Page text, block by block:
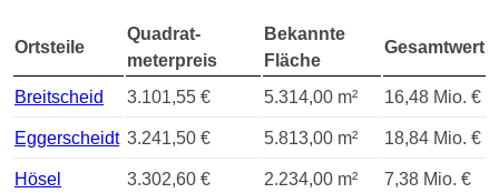
Ortsteile
Quadrat-
meterpreis
Bekannte
Fläche
Gesamtwert
Breitscheid 3.101,55 € 5.314,00 m² 16,48 Mio. €
Eggerscheidt 3.241,50 € 5.813,00 m² 18,84 Mio. €
Hösel 3.302,60 € 2.234,00 m² 7,38 Mio. €